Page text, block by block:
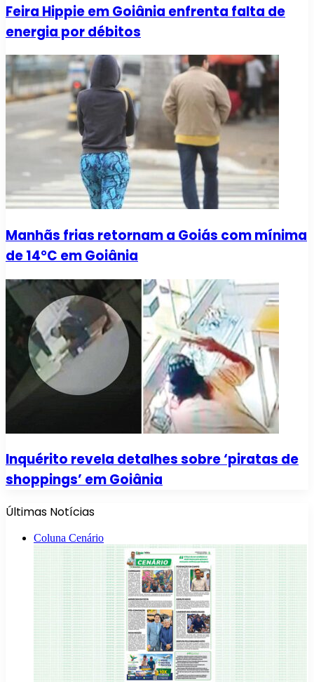
Feira Hippie em Goiânia enfrenta falta de
energia por débitos
Manhãs frias retornam a Goiás com mínima
de 14°C em Goiânia
Inquérito revela detalhes sobre ‘piratas de
shoppings’ em Goiânia
Últimas Notícias
Coluna Cenário